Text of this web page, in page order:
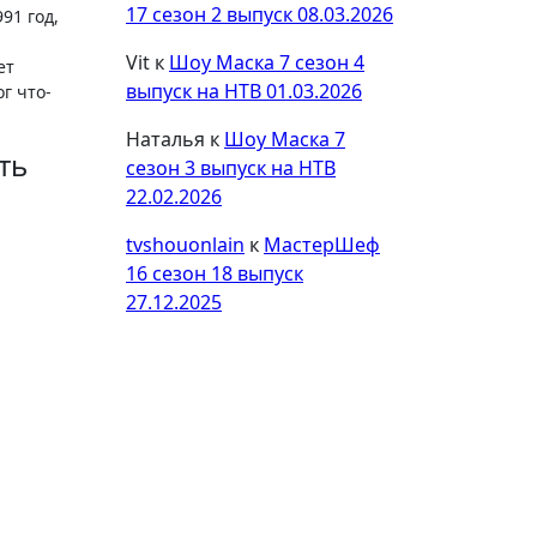
год,
что-
17 сезон 2 выпуск 08.03.2026
Vit к Шоу Маска 7 сезон 4
выпуск на НТВ 01.03.2026
Наталья к Шоу Маска 7
сезон 3 выпуск на НТВ
22.02.2026
tvshouonlain к МастерШеф
16 сезон 18 выпуск
27.12.2025